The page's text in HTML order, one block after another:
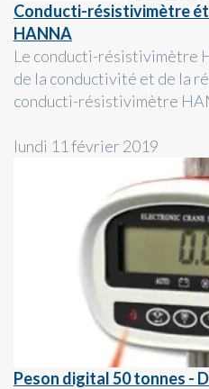
Conducti-résistivimètre
HANNA
Le conducti-résistivimètre
de la conductivité et de la
conducti-résistivimètre
lundi 11 février 2019
Peson digital 50 tonnes -